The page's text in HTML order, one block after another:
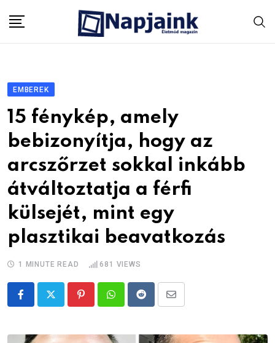
EMBEREK
15 fénykép, amely
bebizonyítja, hogy az
arcszőrzet sokkal inkább
átváltoztatja a férfi
külsejét, mint egy
plasztikai beavatkozás
1 MINUTE READ 681 VIEWS
PinterestWhatsappRedditShare
Email